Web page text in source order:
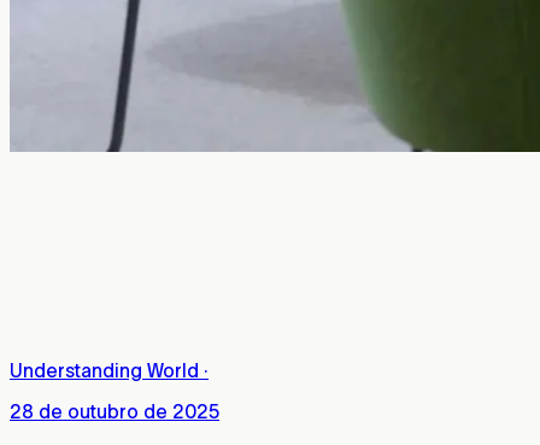
Understanding World ·
28 de outubro de 2025